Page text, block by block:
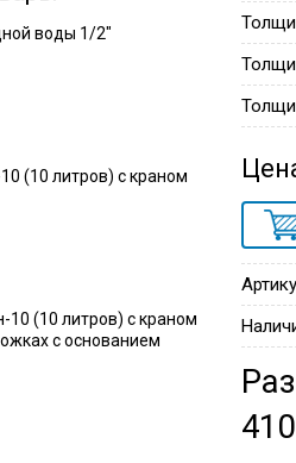
воды 1/2"
(10 литров) с краном
(10 литров) с краном
с основанием